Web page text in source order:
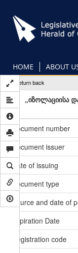
main
content
HOME ABOUT
Return back
„იზოლაციისა
Document number
Document issuer
Date of issuing
Document type
Source and date of
Expiration Date
Registration code